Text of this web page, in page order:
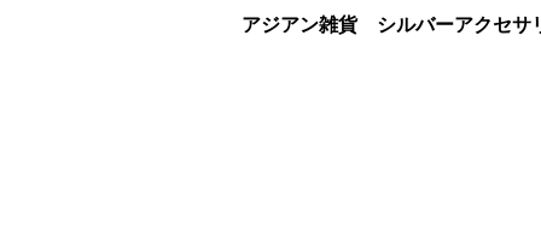
アジアン雑貨 シルバーアクセ